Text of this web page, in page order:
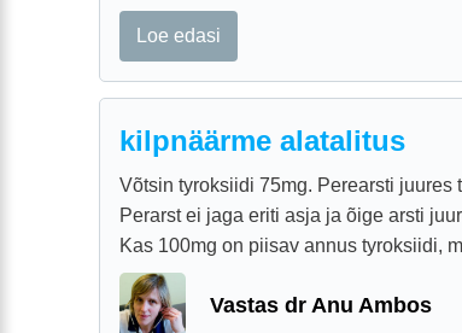
Loe edasi
kilpnäärme alatalitus
Võtsin tyroksiidi 75mg. Perearsti juures
Perarst ei jaga eriti asja ja õige arsti
Kas 100mg on piisav annus tyroksiidi,
Vastas dr Anu Ambos